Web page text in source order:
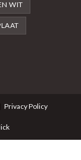
WIT
Privacy Policy